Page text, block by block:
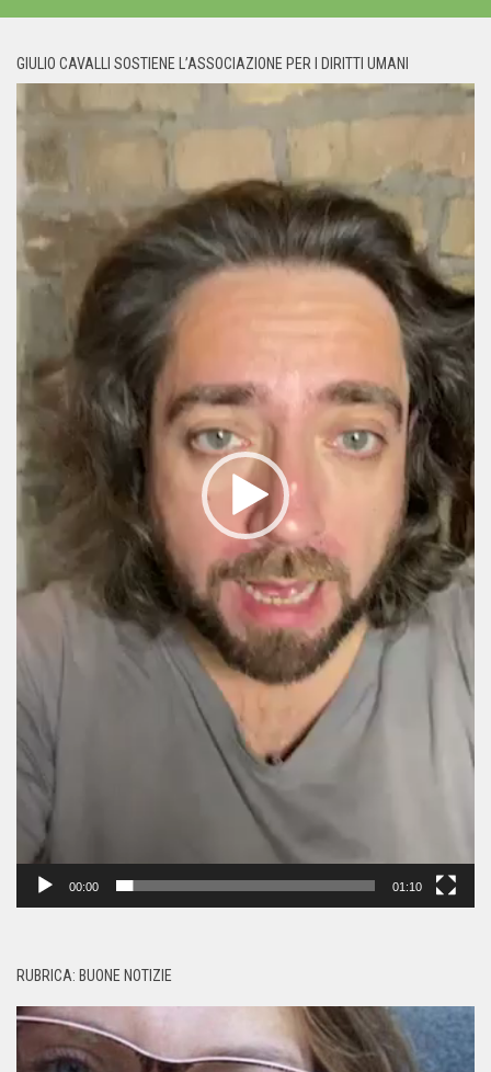
GIULIO CAVALLI SOSTIENE L’ASSOCIAZIONE PER I DIRITTI UMANI
Player
00:00 01:10
RUBRICA: BUONE NOTIZIE